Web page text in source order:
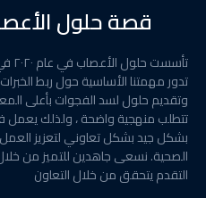
قصة حلول
تدور مهمتنا الأساسية حول ربط
وتقديم حلول لسد الفجوات بأعلى
تتطلب منهجية واضحة ، ولذلك يعمل
بشكل جيد بشكل تعاوني لتعزيز
الصحية. نسعى جاهدين للتميز من خلال
التقدم يتحقق من خلال التعاون